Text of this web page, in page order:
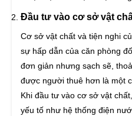
Đầu tư vào cơ sở vật
Cơ sở vật chất và tiện nghi
sự hấp dẫn của căn phòng
đơn giản nhưng sạch sẽ,
được người thuê hơn là một
Khi đầu tư vào cơ sở vật
yếu tố như hệ thống điện